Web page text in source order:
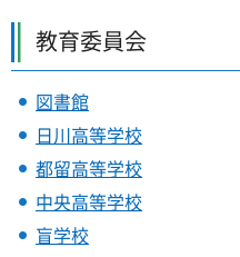
教育委員会
図書館
日川高等学校
都留高等学校
中央高等学校
盲学校